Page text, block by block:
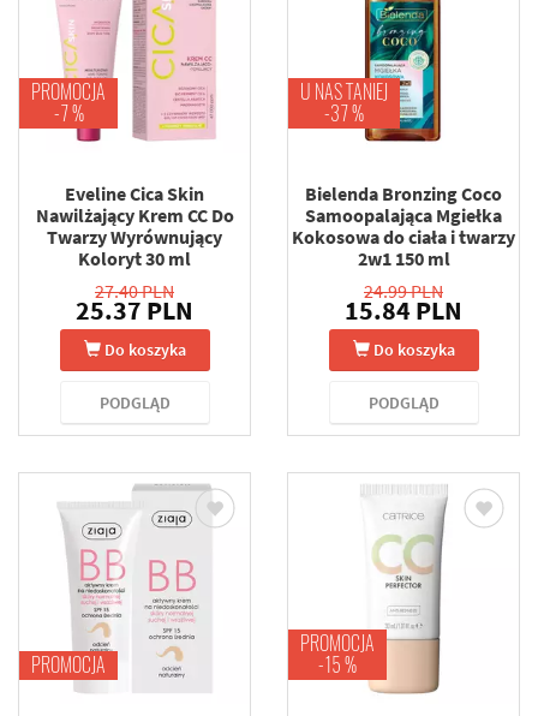
PROMOCJA
-7 %
Eveline Cica Skin
Nawilżający Krem CC Do
Twarzy Wyrównujący
Koloryt 30 ml
27.40 PLN
25.37 PLN
Do koszyka
PODGLĄD
U NAS TANIEJ
-37 %
Bielenda Bronzing Coco
Samoopalająca Mgiełka
Kokosowa do ciała i twarzy
2w1 150 ml
24.99 PLN
15.84 PLN
Do koszyka
PODGLĄD
PROMOCJA
PROMOCJA
-15 %